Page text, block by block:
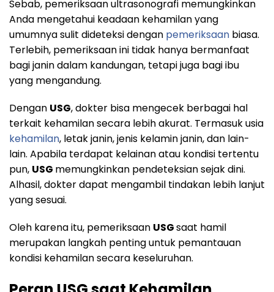
Sebab, pemeriksaan ultrasonografi memungkinkan
Anda mengetahui keadaan kehamilan yang
umumnya sulit dideteksi dengan pemeriksaan biasa.
Terlebih, pemeriksaan ini tidak hanya bermanfaat
bagi janin dalam kandungan, tetapi juga bagi ibu
yang mengandung.
Dengan USG, dokter bisa mengecek berbagai hal
terkait kehamilan secara lebih akurat. Termasuk usia
kehamilan, letak janin, jenis kelamin janin, dan lain-
lain. Apabila terdapat kelainan atau kondisi tertentu
pun, USG memungkinkan pendeteksian sejak dini.
Alhasil, dokter dapat mengambil tindakan lebih lanjut
yang sesuai.
Oleh karena itu, pemeriksaan USGsaat hamil
merupakan langkah penting untuk pemantauan
kondisi kehamilan secara keseluruhan.